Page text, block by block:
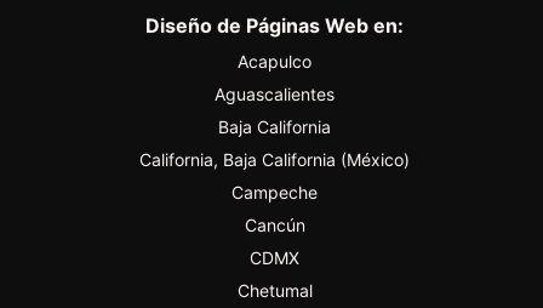
Diseño de Páginas Web en:
Acapulco
Aguascalientes
Baja California
California, Baja California (México)
Campeche
Cancún
CDMX
Chetumal